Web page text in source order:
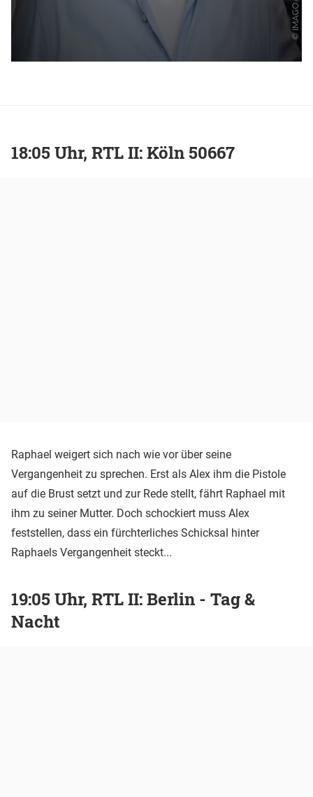
18:05 Uhr, RTL II: Köln 50667
Raphael weigert sich nach wie vor über seine
Vergangenheit zu sprechen. Erst als Alex ihm die Pistole
auf die Brust setzt und zur Rede stellt, fährt Raphael mit
ihm zu seiner Mutter. Doch schockiert muss Alex
feststellen, dass ein fürchterliches Schicksal hinter
Raphaels Vergangenheit steckt...
19:05 Uhr, RTL II: Berlin - Tag &
Nacht